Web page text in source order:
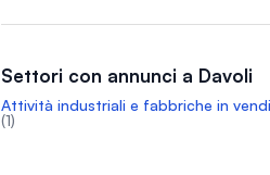
Settori con annunci a Davoli
Attività industriali e fabbriche in
(1)